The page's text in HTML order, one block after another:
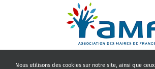
Nous utilisons des cookies sur notre site, ainsi que ceux